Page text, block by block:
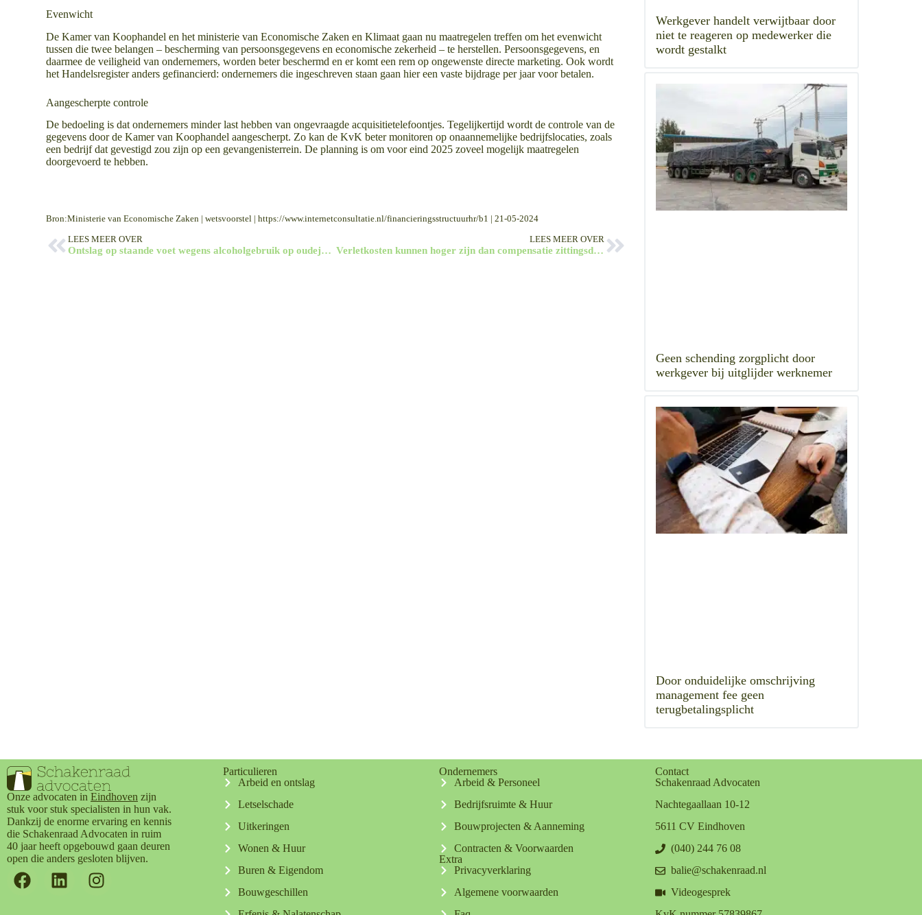
Evenwicht
De Kamer van Koophandel en het ministerie van Economische Zaken en Klimaat gaan nu maatregelen treffen om het evenwicht
tussen die twee belangen – bescherming van persoonsgegevens en economische zekerheid – te herstellen. Persoonsgegevens, en
daarmee de veiligheid van ondernemers, worden beter beschermd en er komt een rem op ongewenste directe marketing. Ook wordt
het Handelsregister anders gefinancierd: ondernemers die ingeschreven staan gaan hier een vaste bijdrage per jaar voor betalen.
Aangescherpte controle
De bedoeling is dat ondernemers minder last hebben van ongevraagde acquisitietelefoontjes. Tegelijkertijd wordt de controle van de
gegevens door de Kamer van Koophandel aangescherpt. Zo kan de KvK beter monitoren op onaannemelijke bedrijfslocaties, zoals
een bedrijf dat gevestigd zou zijn op een gevangenisterrein. De planning is om voor eind 2025 zoveel mogelijk maatregelen
doorgevoerd te hebben.
Bron:Ministerie van Economische Zaken | wetsvoorstel | https://www.internetconsultatie.nl/financieringsstructuurhr/b1 | 21-05-2024
LEES MEER OVER
Ontslag op staande voet wegens alcoholgebruik op oudejaarsborrel
LEES MEER OVER
Verletkosten kunnen hoger zijn dan compensatie zittingsduur en reistijd
Werkgever handelt verwijtbaar door
niet te reageren op medewerker die
wordt gestalkt
Geen schending zorgplicht door
werkgever bij uitglijder werknemer
Door onduidelijke omschrijving
management fee geen
terugbetalingsplicht
Onze advocaten in Eindhoven zijn
stuk voor stuk specialisten in hun vak.
Dankzij de enorme ervaring en kennis
die Schakenraad Advocaten in ruim
40 jaar heeft opgebouwd gaan deuren
open die anders gesloten blijven.
Particulieren
Arbeid en ontslag
Letselschade
Uitkeringen
Wonen & Huur
Buren & Eigendom
Bouwgeschillen
Ondernemers
Arbeid & Personeel
Bedrijfsruimte & Huur
Bouwprojecten & Aanneming
Contracten & Voorwaarden
Extra
Privacyverklaring
Algemene voorwaarden
Contact
Schakenraad Advocaten
Nachtegaallaan 10-12
5611 CV Eindhoven
(040) 244 76 08
balie@schakenraad.nl
Videogesprek